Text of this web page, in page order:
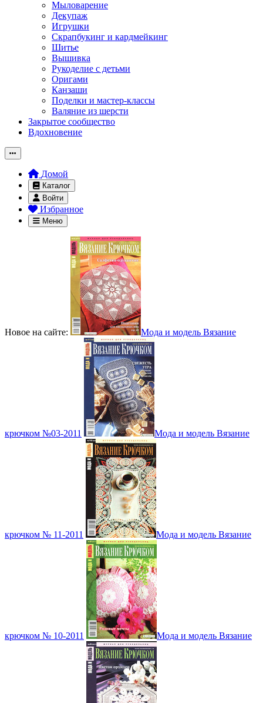
Мыловарение
Декупаж
Игрушки
Скрапбукинг и кардмейкинг
Шитье
Вышивка
Рукоделие с детьми
Оригами
Канзаши
Поделки и мастер-классы
Валяние из шерсти
Закрытое сообщество
Вдохновение
Домой
Каталог
Войти
Избранное
Меню
Новое на сайте: Мода и модель Вязание
крючком №03-2011 Мода и модель Вязание
крючком № 11-2011 Мода и модель Вязание
крючком № 10-2011 Мода и модель Вязание